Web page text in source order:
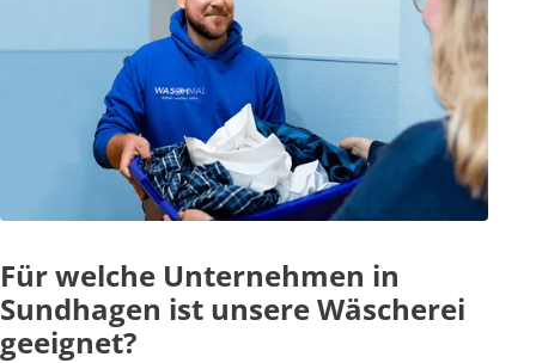
Für welche Unternehmen in
Sundhagen ist unsere Wäscherei
geeignet?